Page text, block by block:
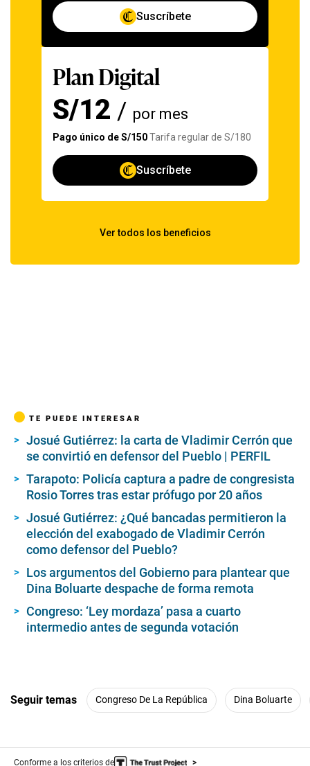
TE PUEDE INTERESAR
Josué Gutiérrez: la carta de Vladimir Cerrón que
se convirtió en defensor del Pueblo | PERFIL
Tarapoto: Policía captura a padre de congresista
Rosio Torres tras estar prófugo por 20 años
Josué Gutiérrez: ¿Qué bancadas permitieron la
elección del exabogado de Vladimir Cerrón
como defensor del Pueblo?
Los argumentos del Gobierno para plantear que
Dina Boluarte despache de forma remota
Congreso: ‘Ley mordaza’ pasa a cuarto
intermedio antes de segunda votación
Seguir temas Congreso De La República Dina Boluarte
Conforme a los criterios de